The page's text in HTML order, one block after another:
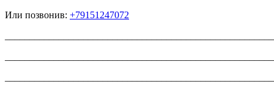
Или позвонив: +79151247072